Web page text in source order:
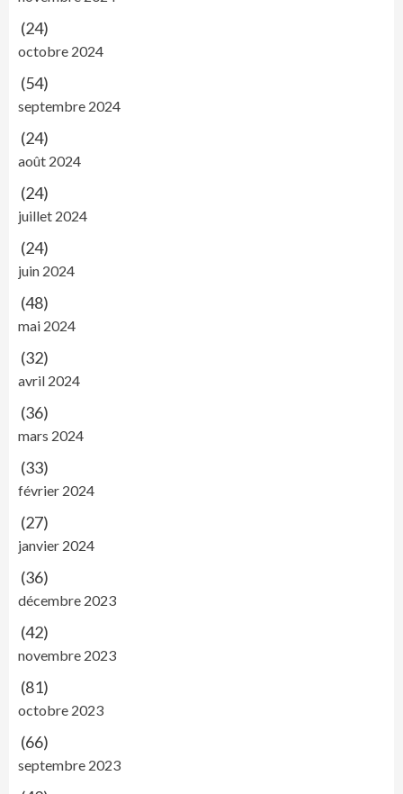
(24)
octobre 2024
(54)
septembre 2024
(24)
août 2024
(24)
juillet 2024
(24)
juin 2024
(48)
mai 2024
(32)
avril 2024
(36)
mars 2024
(33)
février 2024
(27)
janvier 2024
(36)
décembre 2023
(42)
novembre 2023
(81)
octobre 2023
(66)
septembre 2023